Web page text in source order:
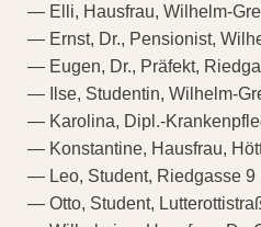
— Elli, Hausfrau, Wilhelm-
— Ernst, Dr., Pensionist,
— Eugen, Dr., Präfekt,
— Ilse, Studentin, Wilhelm-
— Karolina, Dipl.-
— Konstantine, Hausfrau,
— Leo, Student, Riedgasse 9
— Otto, Student,